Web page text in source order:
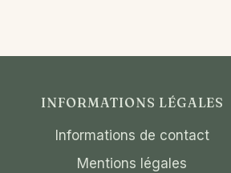
INFORMATIONS LÉGALES
Informations de contact
Mentions légales